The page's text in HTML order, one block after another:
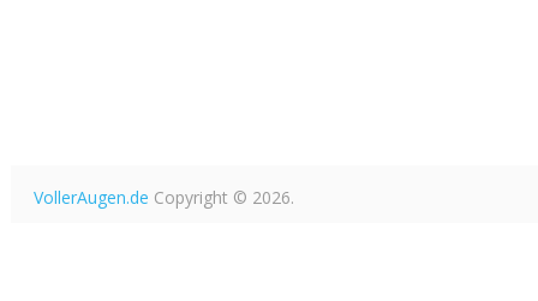
VollerAugen.de Copyright © 2026.